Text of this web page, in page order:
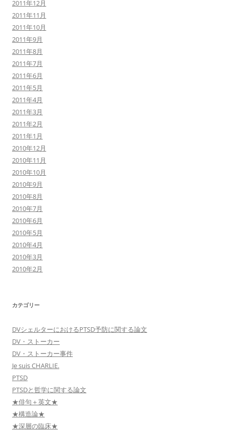
2011年12月
2011年11月
2011年10月
2011年9月
2011年8月
2011年7月
2011年6月
2011年5月
2011年4月
2011年3月
2011年2月
2011年1月
2010年12月
2010年11月
2010年10月
2010年9月
2010年8月
2010年7月
2010年6月
2010年5月
2010年4月
2010年3月
2010年2月
カテゴリー
DVシェルターにおけるPTSD予防に関する論文
DV・ストーカー
DV・ストーカー事件
Je suis CHARLIE.
PTSD
PTSDと哲学に関する論文
★俳句＋英文★
★構造論★
★深層の臨床★